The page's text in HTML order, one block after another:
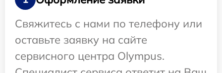
Свяжитесь с нами по телефону или
оставьте заявку на сайте
сервисного центра Olympus.